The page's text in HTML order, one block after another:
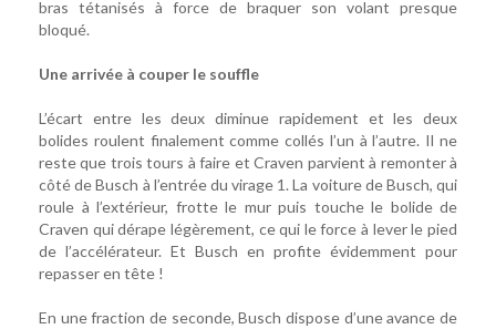
bras tétanisés à force de braquer son volant presque
bloqué.
Une arrivée à couper le souffle
L’écart entre les deux diminue rapidement et les deux
bolides roulent finalement comme collés l’un à l’autre. Il ne
reste que trois tours à faire et Craven parvient à remonter à
côté de Busch à l’entrée du virage 1. La voiture de Busch, qui
roule à l’extérieur, frotte le mur puis touche le bolide de
Craven qui dérape légèrement, ce qui le force à lever le pied
de l’accélérateur. Et Busch en profite évidemment pour
repasser en tête !
En une fraction de seconde, Busch dispose d’une avance de